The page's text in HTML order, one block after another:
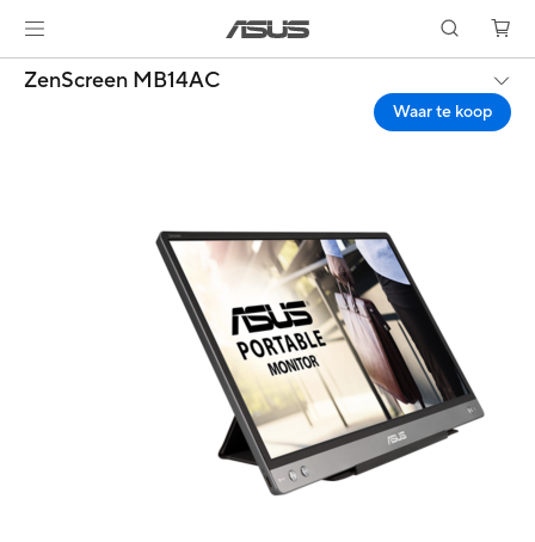
ZenScreen MB14AC
Waar te koop